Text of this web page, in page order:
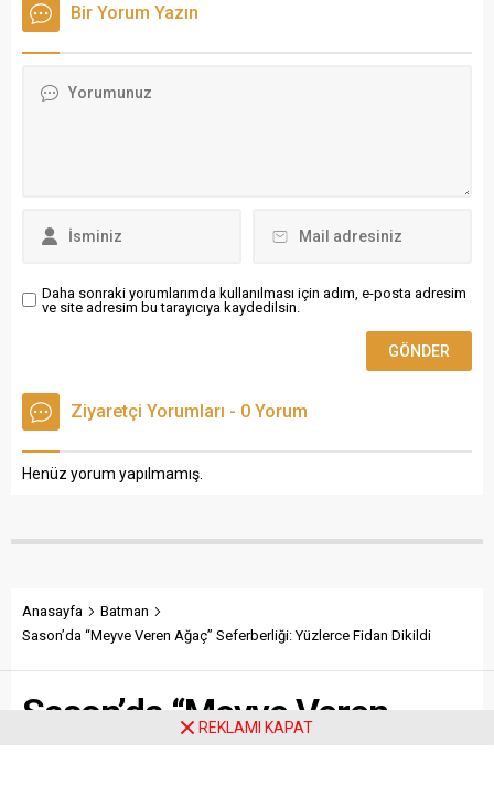
Bir Yorum Yazın
Daha sonraki yorumlarımda kullanılması için adım, e-posta adresim
ve site adresim bu tarayıcıya kaydedilsin.
Ziyaretçi Yorumları - 0 Yorum
Henüz yorum yapılmamış.
Anasayfa
Batman
Sason’da “Meyve Veren Ağaç” Seferberliği: Yüzlerce Fidan Dikildi
Sason’da “Meyve Veren
REKLAMI KAPAT